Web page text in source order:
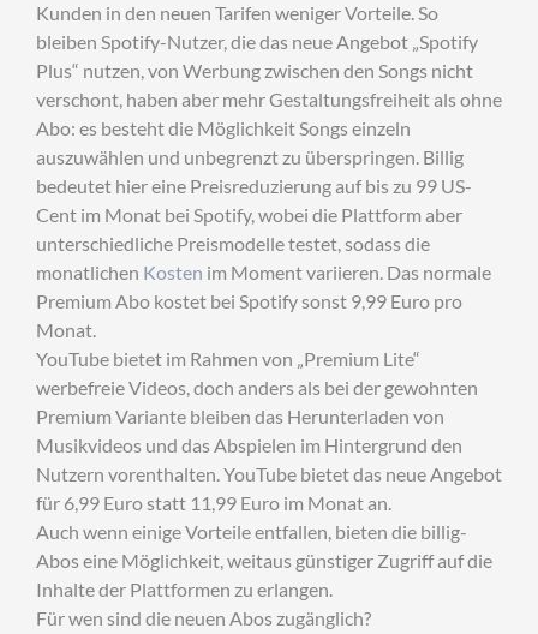
Kunden in den neuen Tarifen weniger Vorteile. So
bleiben Spotify-Nutzer, die das neue Angebot „Spotify
Plus“ nutzen, von Werbung zwischen den Songs nicht
verschont, haben aber mehr Gestaltungsfreiheit als ohne
Abo: es besteht die Möglichkeit Songs einzeln
auszuwählen und unbegrenzt zu überspringen. Billig
bedeutet hier eine Preisreduzierung auf bis zu 99 US-
Cent im Monat bei Spotify, wobei die Plattform aber
unterschiedliche Preismodelle testet, sodass die
monatlichen Kosten im Moment variieren. Das normale
Premium Abo kostet bei Spotify sonst 9,99 Euro pro
Monat.
YouTube bietet im Rahmen von „Premium Lite“
werbefreie Videos, doch anders als bei der gewohnten
Premium Variante bleiben das Herunterladen von
Musikvideos und das Abspielen im Hintergrund den
Nutzern vorenthalten. YouTube bietet das neue Angebot
für 6,99 Euro statt 11,99 Euro im Monat an.
Auch wenn einige Vorteile entfallen, bieten die billig-
Abos eine Möglichkeit, weitaus günstiger Zugriff auf die
Inhalte der Plattformen zu erlangen.
Für wen sind die neuen Abos zugänglich?